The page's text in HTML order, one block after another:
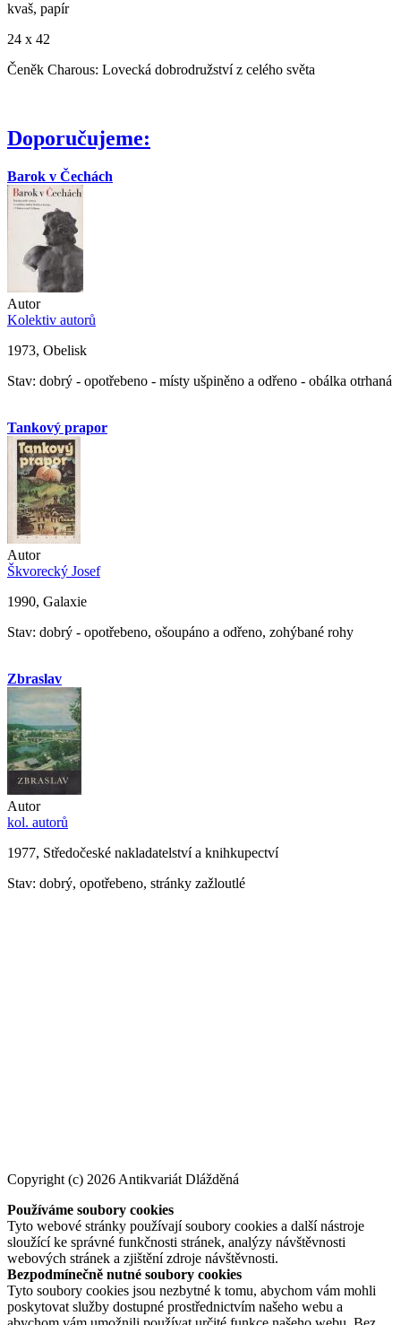
kvaš, papír
24 x 42
Čeněk Charous: Lovecká dobrodružství z celého světa
Doporučujeme:
Barok v Čechách
Autor
Kolektiv autorů
1973, Obelisk
Stav: dobrý - opotřebeno - místy ušpiněno a odřeno - obálka otrhaná
Tankový prapor
Autor
Škvorecký Josef
1990, Galaxie
Stav: dobrý - opotřebeno, ošoupáno a odřeno, zohýbané rohy
Zbraslav
Autor
kol. autorů
1977, Středočeské nakladatelství a knihkupectví
Stav: dobrý, opotřebeno, stránky zažloutlé
Copyright (c) 2026 Antikvariát Dlážděná
Používáme soubory cookies
Tyto webové stránky používají soubory cookies a další nástroje
sloužící ke správné funkčnosti stránek, analýzy návštěvnosti
webových stránek a zjištění zdroje návštěvnosti.
Bezpodmínečně nutné soubory cookies
Tyto soubory cookies jsou nezbytné k tomu, abychom vám mohli
poskytovat služby dostupné prostřednictvím našeho webu a